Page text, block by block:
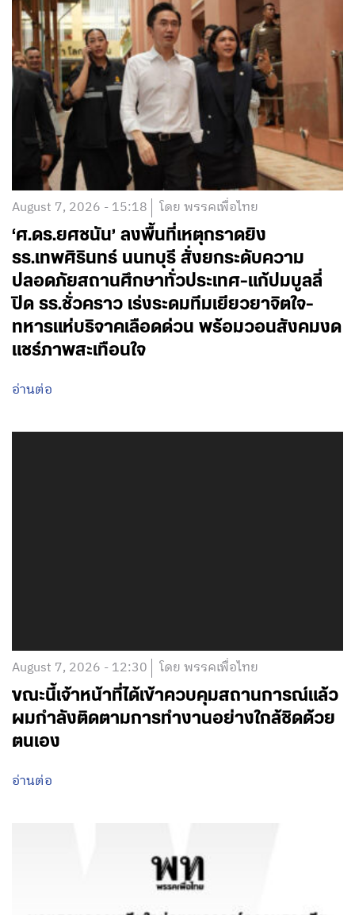
August 7, 2026 - 15:18 โดย พรรคเพื่อไทย
‘ศ.ดร.ยศชนัน’ ลงพื้นที่เหตุกราดยิง
รร.เทพศิรินทร์ นนทบุรี สั่งยกระดับความ
ปลอดภัยสถานศึกษาทั่วประเทศ-แก้ปมบูลลี่
ปิด รร.ชั่วคราว เร่งระดมทีมเยียวยาจิตใจ-
ทหารแห่บริจาคเลือดด่วน พร้อมวอนสังคมงด
แชร์ภาพสะเทือนใจ
อ่านต่อ
August 7, 2026 - 12:30 โดย พรรคเพื่อไทย
ขณะนี้เจ้าหน้าที่ได้เข้าควบคุมสถานการณ์แล้ว
ผมกำลังติดตามการทำงานอย่างใกล้ชิดด้วย
ตนเอง
อ่านต่อ